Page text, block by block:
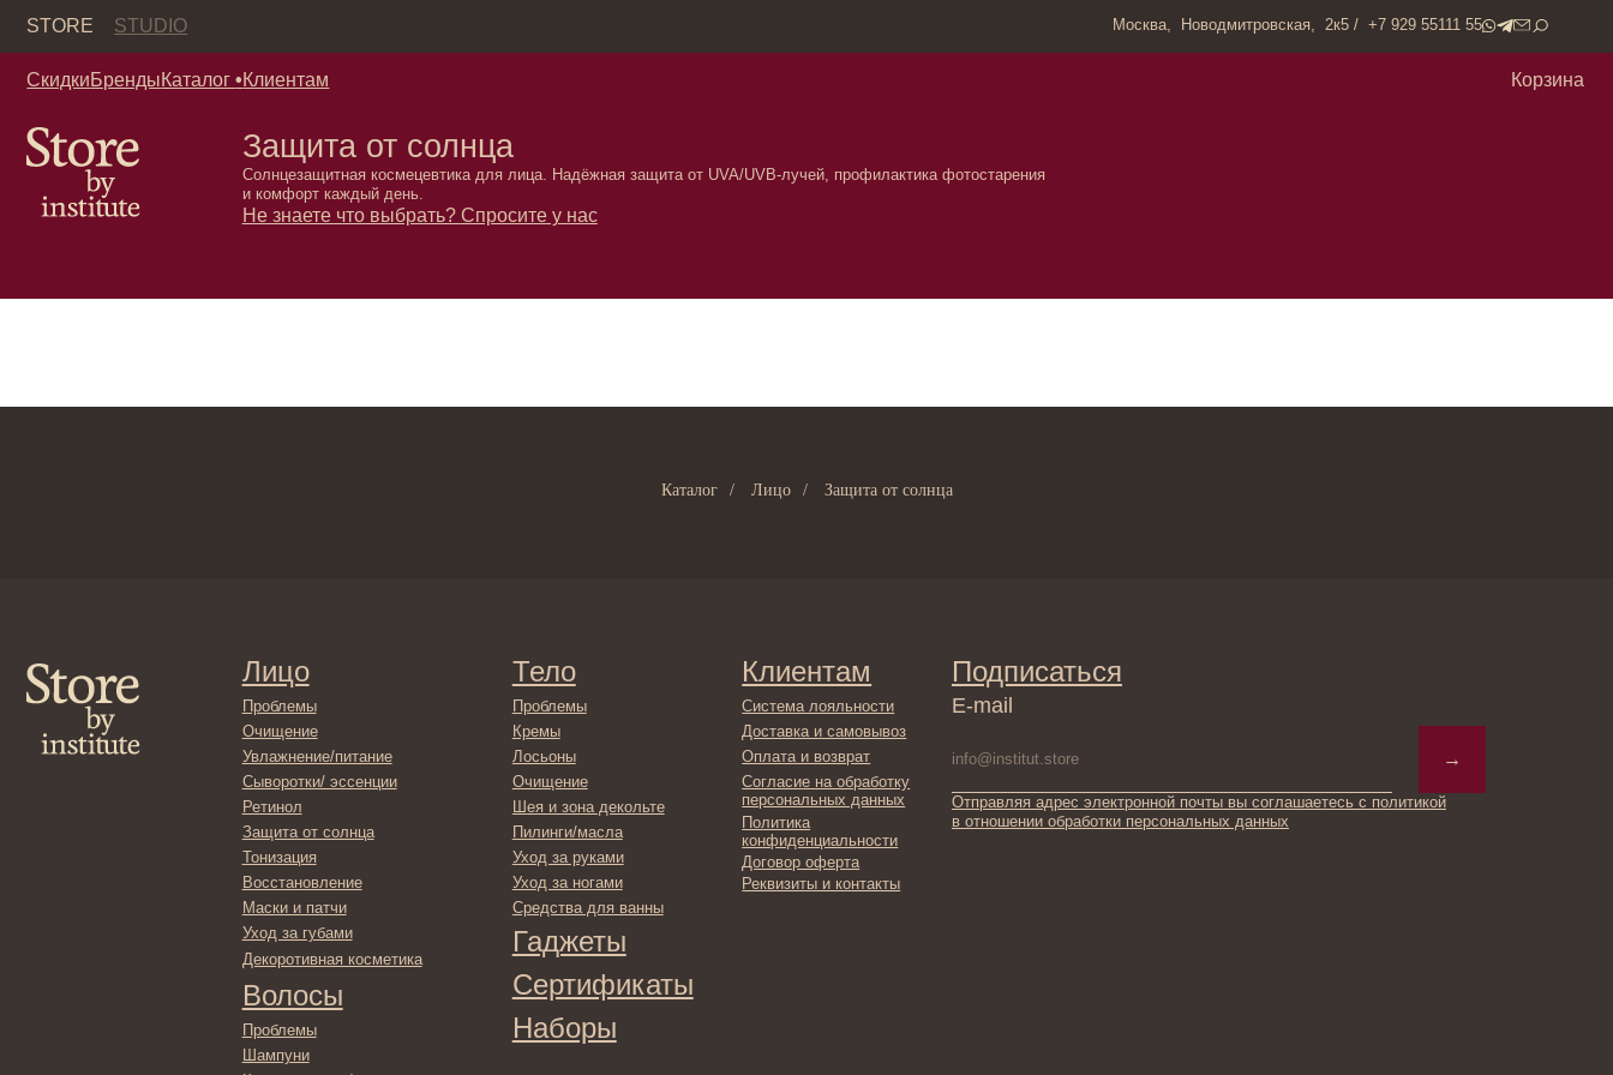
Москва, Новодмитровская, 2к5 / +7 929 55111 55
STORE STUDIO
СкидкиБрендыКаталог•Клиентам
Защита от солнца
Солнцезащитная космецевтика для лица. Надёжная защита от UVA/UVB-лучей, профилактика фотостарения
и комфорт каждый день.
Не знаете что выбрать?Спросите у нас
Каталог / Лицо / Защита от солнца
Очищение
Шея и зона декольте
Пилинги/масла
Уход за руками
Уход за ногами
Средства для ванны
Гаджеты
Сертификаты
Наборы
Оплата и возврат
Согласие на обработку
персональных данных
конфиденциальности
Договор оферта
Реквизиты и контакты
Отправляя адрес электронной почты вы соглашаетесь с политикой
в отношении обработки персональных данных
Увлажнение/питание
Сыворотки/ эссенции
Ретинол
Защита от солнца
Тонизация
Восстановление
Маски и патчи
Уход за губами
Декоротивная косметика
Волосы
Проблемы
Шампуни
Кондиционеры/бальзамы
Маски/скрабы
Сыворотки/лосьоны
Спреи
Средства для укладки